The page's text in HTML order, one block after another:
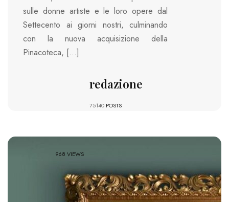
sulle donne artiste e le loro opere dal
Settecento ai giorni nostri, culminando
con la nuova acquisizione della
Pinacoteca, […]
redazione
75140 POSTS
968 VIEWS